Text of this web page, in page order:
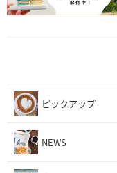
ピックアップ
NEWS